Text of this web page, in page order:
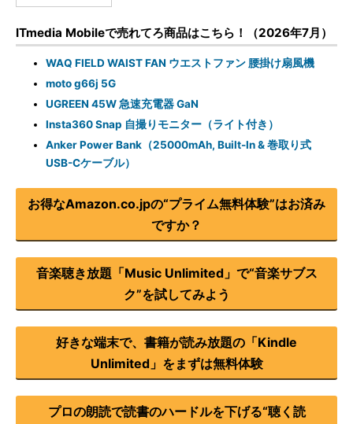
ITmedia Mobileで売れてろ商品はこちら！（2026年7月）
WAQ FIELD WAIST FAN ウエストファン 腰掛け扇風機
moto g66j 5G
UGREEN 45W 急速充電器 GaN
Insta360 Snap 自撮りモニター（ライト付き）
Anker Power Bank（25000mAh, Built-In & 巻取り式
USB-Cケーブル）
お得なAmazon.co.jpの“プライム無料体験”はお済み
ですか？
音楽聴き放題「Music Unlimited」で“音楽サブス
ク”を試してみよう
好きな端末で、書籍が読み放題の「Kindle
Unlimited」をまずは無料体験
プロの朗読で読書のハードルを下げる“聴く読